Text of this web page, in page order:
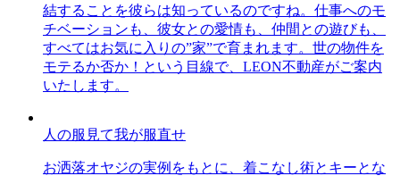
結することを彼らは知っているのですね。仕事へのモ
チベーションも、彼女との愛情も、仲間との遊びも、
すべてはお気に入りの”家”で育まれます。世の物件を
モテるか否か！という目線で、LEON不動産がご案内
いたします。
人の服見て我が服直せ
お洒落オヤジの実例をもとに、着こなし術とキーとな